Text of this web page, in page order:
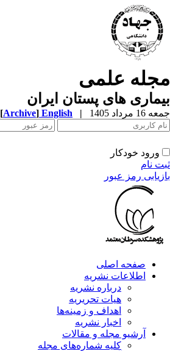
مجله علمی
بیماری های پستان ایران
جمعه 16 مرداد 1405 |
English
[Archive]
ورود خودکار
ثبت نام
بازیابی رمز عبور
صفحه اصلی
اطلاعات نشریه
درباره نشریه
هیات تحریریه
اهداف و زمینه‌ها
اخبار نشریه
آرشیو مجله و مقالات
کلیه شماره‌های مجله